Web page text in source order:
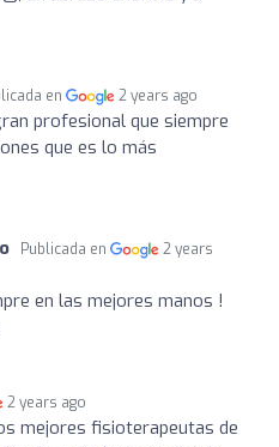
en 2 years ago
profesional que siempre
que es lo más
Publicada en
2 years
en las mejores manos !
2 years ago
mejores fisioterapeutas de